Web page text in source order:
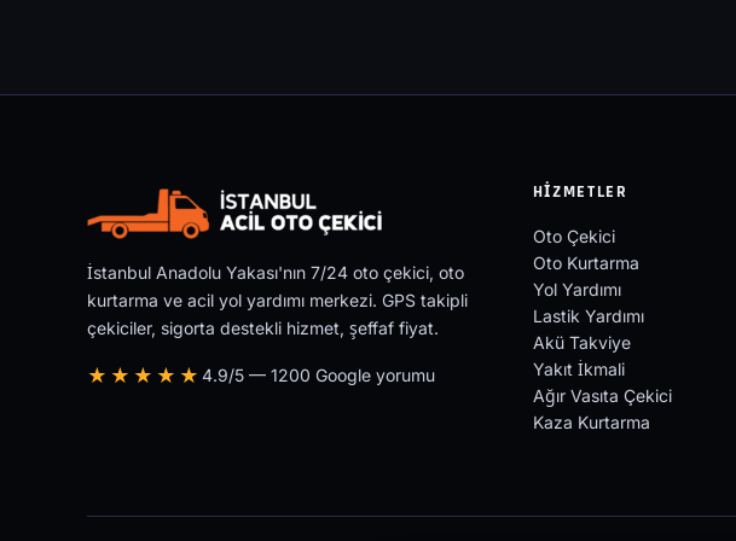
İstanbul Anadolu Yakası'nın 7/24 oto çekici, oto
kurtarma ve acil yol yardımı merkezi. GPS takipli
çekiciler, sigorta destekli hizmet, şeffaf fiyat.
★★★★★ 4.9/5 — 1200 Google yorumu
HIZMETLER
Oto Çekici
Oto Kurtarma
Yol Yardımı
Lastik Yardımı
Akü Takviye
Yakıt İkmali
Ağır Vasıta Çekici
Kaza Kurtarma